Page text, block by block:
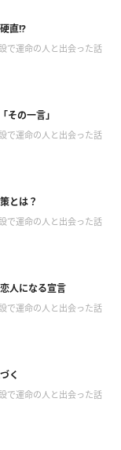
直!?
で運命の人と出会った話
その一言」
で運命の人と出会った話
とは？
で運命の人と出会った話
人になる宣言
で運命の人と出会った話
く
で運命の人と出会った話